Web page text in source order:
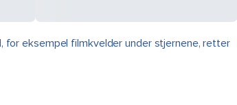
for eksempel filmkvelder under stjernene, retter